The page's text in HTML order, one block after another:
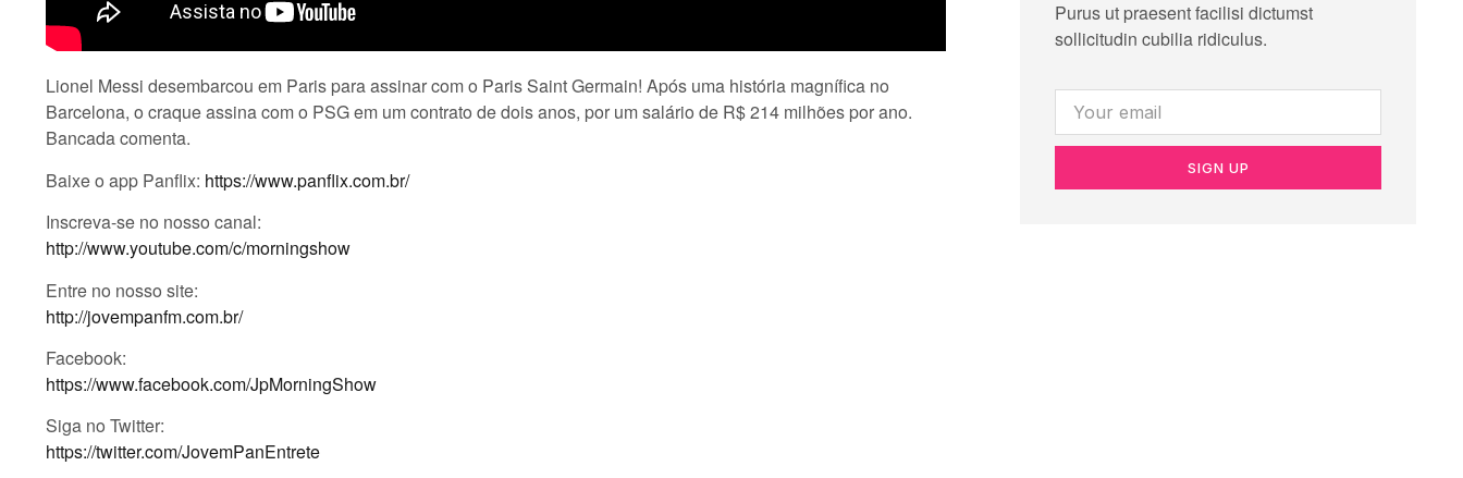
Lionel Messi desembarcou em Paris para assinar com o Paris Saint Germain! Após uma história magnífica no
Barcelona, o craque assina com o PSG em um contrato de dois anos, por um salário de R$ 214 milhões por ano.
Bancada comenta.
Baixe o app Panflix: https://www.panflix.com.br/
Inscreva-se no nosso canal:
http://www.youtube.com/c/morningshow
Entre no nosso site:
http://jovempanfm.com.br/
Facebook:
https://www.facebook.com/JpMorningShow
Siga no Twitter:
https://twitter.com/JovemPanEntrete
Purus ut praesent facilisi dictumst
sollicitudin cubilia ridiculus.
SIGN UP